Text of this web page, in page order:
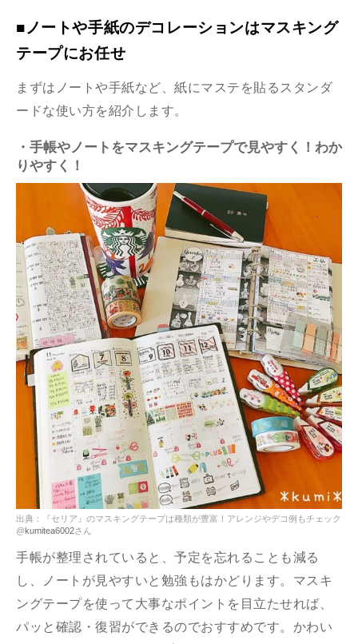
■ノートや手紙のデコレーションはマスキング
テープにお任せ
まずはノートや手紙など、紙にマステを貼るスタンダ
ードな使い方を紹介します。
・手帳やノートをマスキングテープで見やすく！わか
りやすく！
出典：『セリア』のマスキングテープは種類が豊富！アレンジやデコ例もチェック
@kumitea6002さん
手帳が整理されていると、予定を忘れることも減る
し、ノートが見やすいと勉強もはかどります。マスキ
ングテープを使って大事なポイントを目立たせれば、
パッと確認・復習ができるのでおすすめです。かわい